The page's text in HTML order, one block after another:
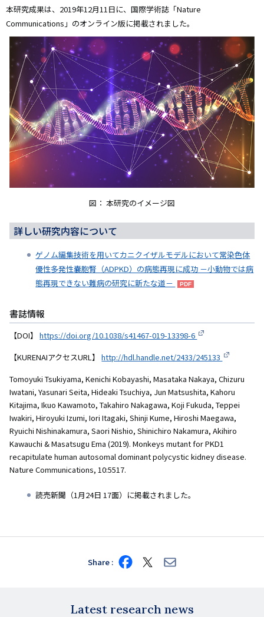
本研究成果は、2019年12月11日に、国際学術誌「Nature
Communications」のオンライン版に掲載されました。
図： 本研究のイメージ図
詳しい研究内容について
ゲノム編集技術を用いてカニクイザルモデルにおいて常染色体
優性多発性嚢胞腎（ADPKD）の病態再現に成功 －小動物では病
態再現できない難病の研究に新たな道－
書誌情報
【DOI】https://doi.org/10.1038/s41467-019-13398-6
【KURENAIアクセスURL】http://hdl.handle.net/2433/245133
Tomoyuki Tsukiyama, Kenichi Kobayashi, Masataka Nakaya, Chizuru
Iwatani, Yasunari Seita, Hideaki Tsuchiya, Jun Matsushita, Kahoru
Kitajima, Ikuo Kawamoto, Takahiro Nakagawa, Koji Fukuda, Teppei
Iwakiri, Hiroyuki Izumi, Iori Itagaki, Shinji Kume, Hiroshi Maegawa,
Ryuichi Nishinakamura, Saori Nishio, Shinichiro Nakamura, Akihiro
Kawauchi & Masatsugu Ema (2019). Monkeys mutant for PKD1
recapitulate human autosomal dominant polycystic kidney disease.
Nature Communications, 10:5517.
読売新聞（1月24日 17面）に掲載されました。
Share Share
on
Share
on
Share
via
Latest research news